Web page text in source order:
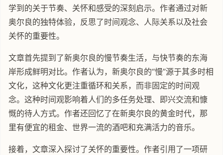
学到的关于节奏、关怀和感受的深刻启示。作者通过对新
奥尔良的独特体验，反思了时间观念、人际关系以及社会
关怀的重要性。
文章首先提到了新奥尔良的慢节奏生活，与快节奏的东海
岸形成鲜明对比。作者认为，新奥尔良的“慢”源于其多时相
文化，这种文化更注重循环和关系，而非固定的时间观
念。这种时间观影响着人们的多任务处理、即兴交流和慷
慨的待人方式。作者还回忆了在新奥尔良的黄金时代，那
里有便宜的租金、世界一流的酒吧和充满活力的音乐。
接着，文章深入探讨了关怀的重要性。作者引用了一项研